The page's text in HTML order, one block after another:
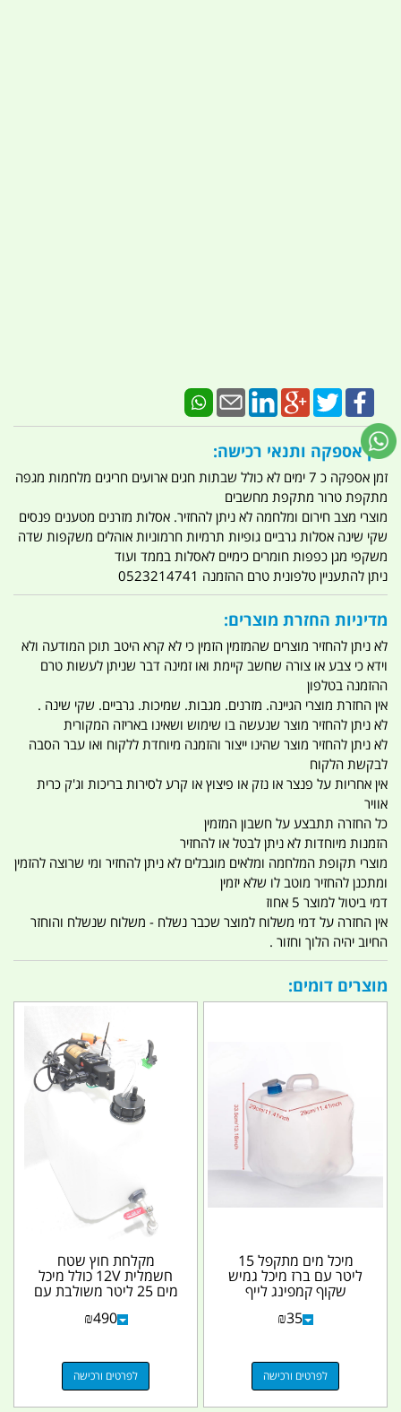
זמן אספקה ותנאי רכישה:
זמן אספקה כ 7 ימים לא כולל שבתות חגים ארועים חריגים מלחמות מגפה
מתקפת טרור מתקפת מחשבים
מוצרי מצב חירום ומלחמה לא ניתן להחזיר. אסלות מזרנים מטענים פנסים
שקי שינה אסלות גרביים גופיות תרמיות חרמוניות אוהלים משקפות שדה
משקפי מגן כפפות חומרים כימיים לאסלות בממד ועוד
ניתן להתעניין טלפונית טרם ההזמנה 0523214741
מדיניות החזרת מוצרים:
לא ניתן להחזיר מוצרים שהמזמין הזמין כי לא קרא היטב תוכן המודעה ולא
וידא כי צבע או צורה שחשב קיימת ואו זמינה דבר שניתן לעשות טרם
ההזמנה בטלפון
אין החזרת מוצרי הגיינה. מזרנים. מגבות. שמיכות. גרביים. שקי שינה .
לא ניתן להחזיר מוצר שנעשה בו שימוש ושאינו באריזה המקורית
לא ניתן להחזיר מוצר שהינו ייצור והזמנה מיוחדת ללקוח ואו עבר הסבה
לבקשת הלקוח
אין אחריות על פנצר או נזק או פיצוץ או קרע לסירות בריכות וג'ק כרית
אוויר
כל החזרה תתבצע על חשבון המזמין
הזמנות מיוחדות לא ניתן לבטל או להחזיר
מוצרי תקופת המלחמה ומלאים מוגבלים לא ניתן להחזיר ומי שרוצה להזמין
ומתכנן להחזיר מוטב לו שלא יזמין
דמי ביטול למוצר 5 אחוז
אין החזרה על דמי משלוח למוצר שכבר נשלח - משלוח שנשלח והוחזר
החיוב יהיה הלוך וחזור .
מוצרים דומים:
מיכל מים מתקפל 15
ליטר עם ברז מיכל גמיש
שקוף קמפינג לייף
₪35
לפרטים ורכישה
מקלחת חוץ שטח
חשמלית 12V כולל מיכל
מים 25 ליטר משולבת עם
₪490
לפרטים ורכישה